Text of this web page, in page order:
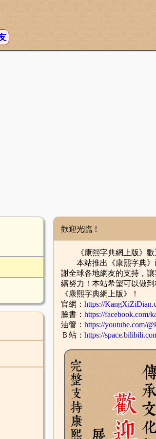
歡迎光臨！
《康熙字典網上版》歡
本站推出《康熙字典》
謝全球各地網友的支持，
續努力！本站希望可以做
《康熙字典網上版》！
官網： https://
臉書： https://facebook.com/
油管： https://youtube.com/
Ｂ站： https://